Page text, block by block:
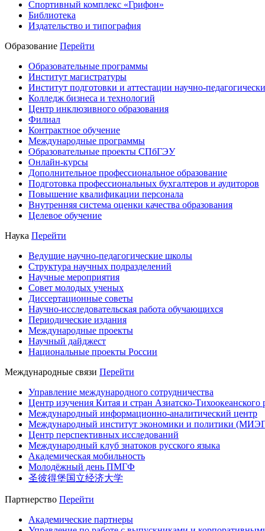
Спортивный комплекс «Грифон»
Библиотека
Издательство и типография
Образование Перейти
Образовательные программы
Институт магистратуры
Институт подготовки и аттестации научно-
Колледж бизнеса и технологий
Центр инклюзивного образования
Филиал
Контрактное обучение
Международные программы
Образовательные проекты СПбГЭУ
Онлайн-курсы
Дополнительное профессиональное образование
Подготовка профессиональных бухгалтеров и аудиторов
Повышение квалификации персонала
Внутренняя система оценки качества образования
Целевое обучение
Наука Перейти
Ведущие научно-педагогические школы
Структура научных подразделений
Научные мероприятия
Совет молодых ученых
Диссертационные советы
Научно-исследовательская работа обучающихся
Периодические издания
Международные проекты
Научный дайджест
Национальные проекты России
Международные связи Перейти
Управление международного сотрудничества
Центр изучения Китая и стран Азиатско-Тихоокеанского
Международный информационно-аналитический центр
Международный институт экономики и политики
Центр перспективных исследований
Международный клуб знатоков русского языка
Академическая мобильность
Молодёжный день ПМГФ
圣彼得堡国立经济大学
Партнерство Перейти
Академические партнеры